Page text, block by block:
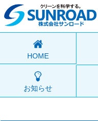
HOME
お知らせ